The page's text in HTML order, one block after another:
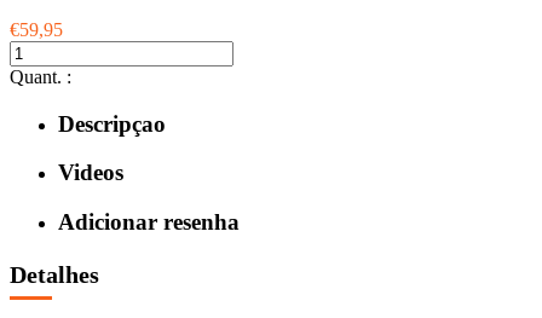
€59,95
Quant. :
Descripçao
Videos
Adicionar resenha
Detalhes